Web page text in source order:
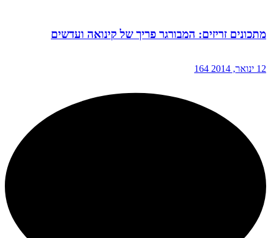
מתכונים זריזים: המבורגר פריך של קינואה ועדשים
12 ינואר, 2014 164